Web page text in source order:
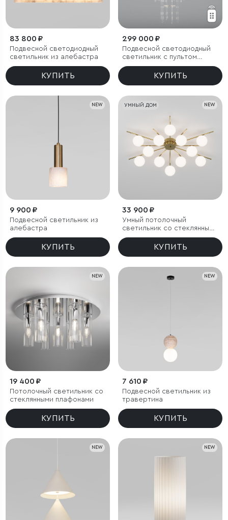
83 800 ₽
Подвесной светодиодный
светильник из алебастра
КУПИТЬ
299 000 ₽
Подвесной светодиодный
светильник с пультом
управления
КУПИТЬ
NEW
9 900 ₽
Подвесной светильник из
алебастра
КУПИТЬ
УМНЫЙ ДОМ NEW
33 900 ₽
Умный потолочный
светильник со стеклянными
плафонами под лампочку
КУПИТЬ
NEW
19 400 ₽
Потолочный светильник со
стеклянными плафонами
КУПИТЬ
NEW
7 610 ₽
Подвесной светильник из
травертина
КУПИТЬ
NEW NEW